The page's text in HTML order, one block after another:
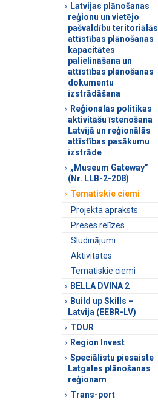
Latvijas plānošanas
reģionu un vietējo
pašvaldību teritoriālās
attīstības plānošanas
kapacitātes
palielināšana un
attīstības plānošanas
dokumentu
izstrādāšana
Reģionālās politikas
aktivitāšu īstenošana
Latvijā un reģionālās
attīstības pasākumu
izstrāde
„Museum Gateway”
(Nr. LLB-2-208)
Tematiskie ciemi
Projekta apraksts
Preses relīzes
Sludinājumi
Aktivitātes
Tematiskie ciemi
BELLA DVINA 2
Build up Skills –
Latvija (EEBR-LV)
TOUR
Region Invest
Speciālistu piesaiste
Latgales plānošanas
reģionam
Trans-port